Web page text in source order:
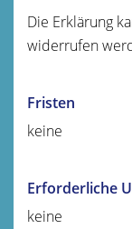
Die Erklärung
widerrufen
Fristen
keine
Erforderliche
keine